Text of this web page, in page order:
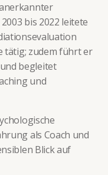
bis 2022 leitete
tätig; zudem führt er
begleitet
und
als Coach und
Blick auf